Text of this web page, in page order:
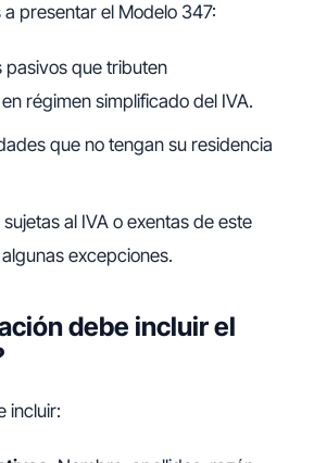
presentar el Modelo 347:
pasivos que tributen
régimen simplificado del IVA.
que no tengan su residencia
al IVA o exentas de este
excepciones.
debe incluir el
incluir: